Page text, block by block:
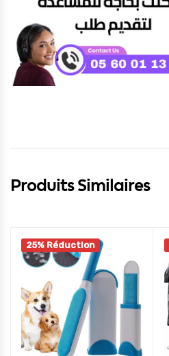
Produits Similaires
25% Réduction